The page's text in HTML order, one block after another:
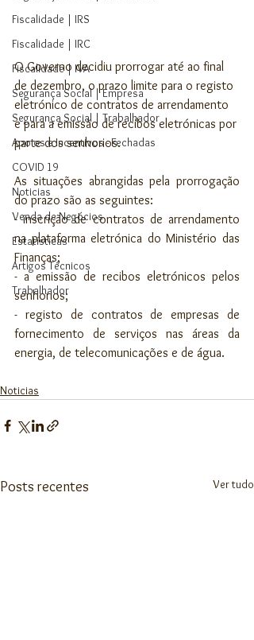
Fiscalidade | IRS
Fiscalidade | IRC
Fiscalidade | IVA
Segurança Social | Empresa
Segurança Social | Trabalhador
Apoios e Incentivos - Fechadas
COVID 19
Noticias
Venda de Negócios
Estatísticas
Artigos Técnicos
Trabalhador
O Governo decidiu prorrogar até ao final
de dezembro, o prazo limite para o registo
eletrónico de contratos de arrendamento
e para a emissão de recibos eletrónicas por
parte dos senhorios.
As situações abrangidas pela prorrogação
do prazo são as seguintes:
- inscrição de contratos de arrendamento
na plataforma eletrónica do Ministério das
Finanças;
- a emissão de recibos eletrónicos pelos
senhorios;
- registo de contratos de empresas de
fornecimento de serviços nas áreas da
energia, de telecomunicações e de água.
Noticias
Posts recentes Ver tudo